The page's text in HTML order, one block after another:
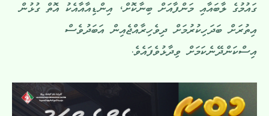
ގައުމުގެ ލާބައާއި މަންފާއަށް ބިނާކޮށް، އިންޑިއާއާއެކު އޮތް ގުޅުން
އިތުރަށް ބަދަހިކުރުމަށް ދިވެހިރާއްޖެއިން އަބަދުވެސް
އިސްކަންދޭނެކަމަށް ވިދާޅުވެފައެވެ.